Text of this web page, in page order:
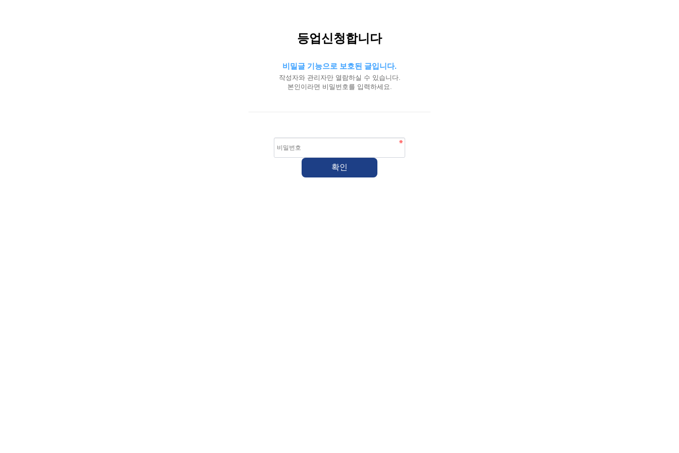
등업신청합니다
비밀글 기능으로 보호된 글입니다.
작성자와 관리자만 열람하실 수 있습니다.
본인이라면 비밀번호를 입력하세요.